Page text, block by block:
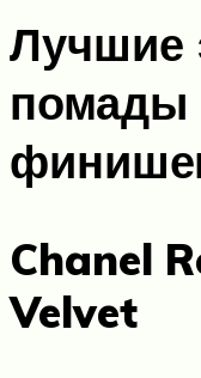
Лучшие
помады
Chanel
Velvet